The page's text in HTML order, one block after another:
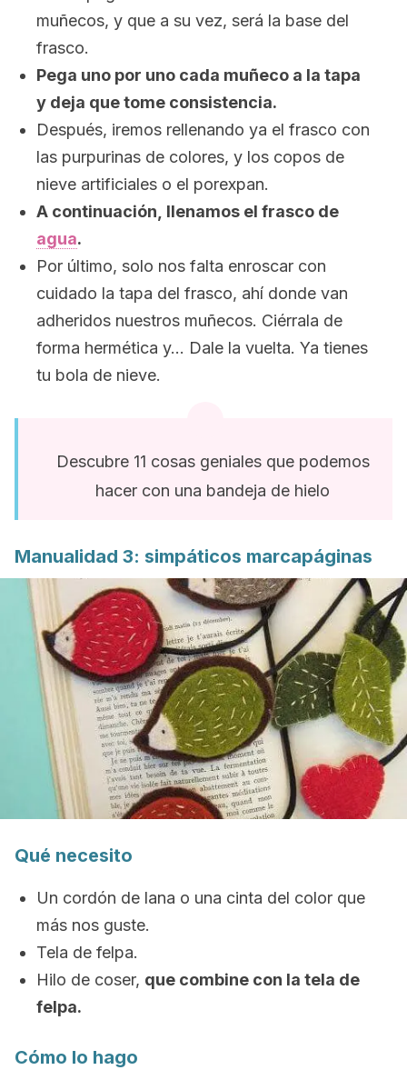
muñecos, y que a su vez, será la base del
frasco.
Pega uno por uno cada muñeco a la tapa
y deja que tome consistencia.
Después, iremos rellenando ya el frasco con
las purpurinas de colores, y los copos de
nieve artificiales o el porexpan.
A continuación, llenamos el frasco de
agua.
Por último, solo nos falta enroscar con
cuidado la tapa del frasco, ahí donde van
adheridos nuestros muñecos. Ciérrala de
forma hermética y… Dale la vuelta. Ya tienes
tu bola de nieve.
Descubre 11 cosas geniales que podemos
hacer con una bandeja de hielo
Manualidad 3: simpáticos marcapáginas
Qué necesito
Un cordón de lana o una cinta del color que
más nos guste.
Tela de felpa.
Hilo de coser, que combine con la tela de
felpa.
Cómo lo hago